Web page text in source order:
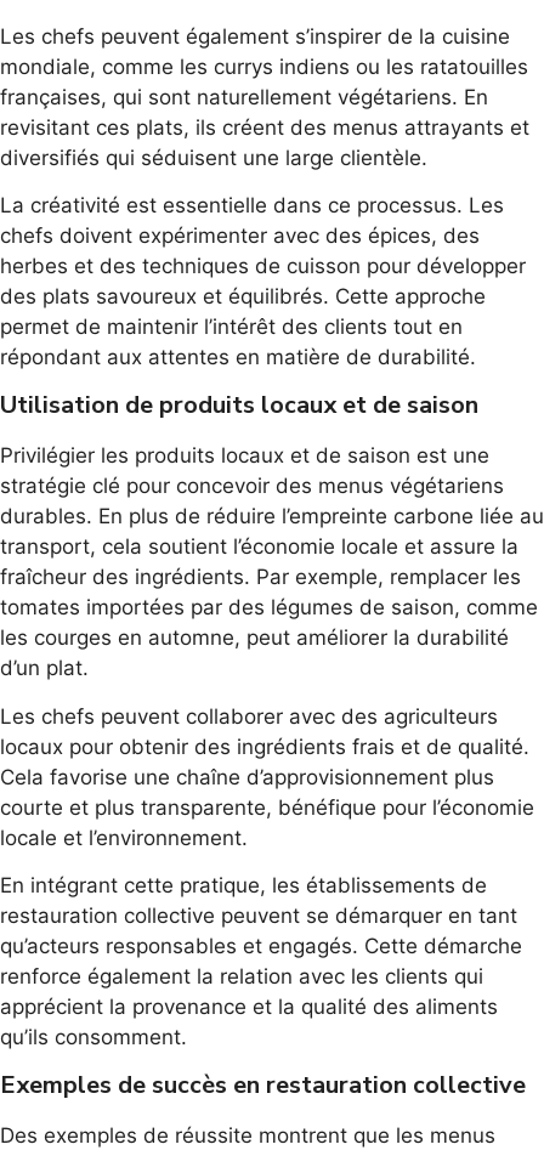
Les chefs peuvent également s’inspirer de la cuisine
mondiale, comme les currys indiens ou les ratatouilles
françaises, qui sont naturellement végétariens. En
revisitant ces plats, ils créent des menus attrayants et
diversifiés qui séduisent une large clientèle.
La créativité est essentielle dans ce processus. Les
chefs doivent expérimenter avec des épices, des
herbes et des techniques de cuisson pour développer
des plats savoureux et équilibrés. Cette approche
permet de maintenir l’intérêt des clients tout en
répondant aux attentes en matière de durabilité.
Utilisation de produits locaux et de saison
Privilégier les produits locaux et de saison est une
stratégie clé pour concevoir des menus végétariens
durables. En plus de réduire l’empreinte carbone liée au
transport, cela soutient l’économie locale et assure la
fraîcheur des ingrédients. Par exemple, remplacer les
tomates importées par des légumes de saison, comme
les courges en automne, peut améliorer la durabilité
d’un plat.
Les chefs peuvent collaborer avec des agriculteurs
locaux pour obtenir des ingrédients frais et de qualité.
Cela favorise une chaîne d’approvisionnement plus
courte et plus transparente, bénéfique pour l’économie
locale et l’environnement.
En intégrant cette pratique, les établissements de
restauration collective peuvent se démarquer en tant
qu’acteurs responsables et engagés. Cette démarche
renforce également la relation avec les clients qui
apprécient la provenance et la qualité des aliments
qu’ils consomment.
Exemples de succès en restauration collective
Des exemples de réussite montrent que les menus